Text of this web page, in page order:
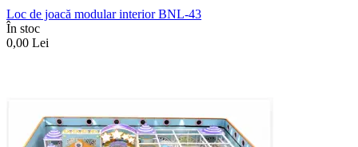
Loc de joacă modular interior BNL-43
În stoc
0,00 Lei